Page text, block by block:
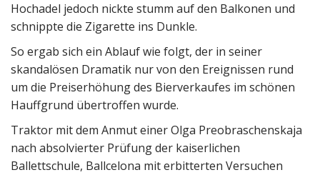
Hochadel jedoch nickte stumm auf den Balkonen und
schnippte die Zigarette ins Dunkle.
So ergab sich ein Ablauf wie folgt, der in seiner
skandalösen Dramatik nur von den Ereignissen rund
um die Preiserhöhung des Bierverkaufes im schönen
Hauffgrund übertroffen wurde.
Traktor mit dem Anmut einer Olga Preobraschenskaja
nach absolvierter Prüfung der kaiserlichen
Ballettschule, Ballcelona mit erbitterten Versuchen